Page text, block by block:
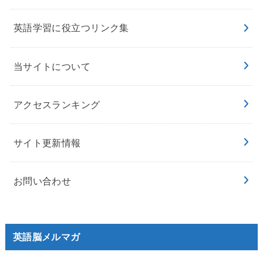
英語学習に役立つリンク集
当サイトについて
アクセスランキング
サイト更新情報
お問い合わせ
英語脳メルマガ